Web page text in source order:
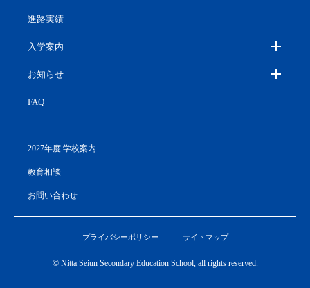
進路実績
入学案内
お知らせ
FAQ
2027年度 学校案内
教育相談
お問い合わせ
プライバシーポリシー サイトマップ
© Nitta Seiun Secondary Education School, all rights reserved.